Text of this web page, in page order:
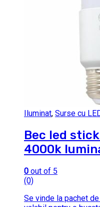
Iluminat, Surse cu
Bec led
4000k
0 out of 5
(0)
Se vinde la pachet